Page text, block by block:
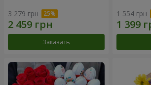
3 279 грн
Заказать
1 554 грн